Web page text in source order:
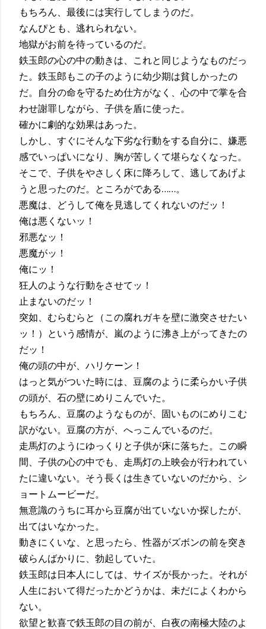
もちろん、最後には実行してしまうのだ。
なんぴとも、逃れられない。
地獄がお前を待っているのだ。
鉄玉郎の心の中の動きは、これと同じようなものだっ
た。鉄玉郎もこの子のように幼少期は貧しかったの
だ。自分の命を守るため仕方がなく、心の中で掌を合
わせ謝罪しながら、子供を盾に使った。
確かに劇的な効果はあった。
しかし、すぐにそんな下劣な行動をする自分に、嫌悪
感でいっぱいになり、胸が苦しくて堪らなくなった。
そこで、子供をやさしく床に降ろして、逃してあげよ
うと思ったのだ。ところがである……。
悪魔は、どうして俺を見逃してくれないのだッ！
俺は悪くないッ！
邪悪なッ！
悪魔がッ！
俺にッ！
狂人のような行動をさせてッ！
止まないのだッ！
突如、むらむらと（この腐れガキを壁に激突させたい
ッ！）という感情が、嵐のように沸き上がってきたの
だッ！
俺の頭の中が、ハリケーン！
はっと気がついた時には、豆腐のように柔らかい子供
の頭が、石の壁にめりこんでいた。
もちろん、豆腐のようなものが、固いものにめりこむ
訳がない。豆腐の方が、へっこんでいるのだ。
走馬灯のようにゆっくりと子供が床に落ちた。この瞬
間、子供の心の中でも、走馬灯の上映会が行われてい
たに違いない。そう長くは生きていないのだから、シ
ョートムービーだ。
無意識のうちに耳から豆腐が出ていないか探したが、
出てはいなかった。
動きにくいな、と思ったら、性器がズボンの前を突き
破らんばかりに、勃起していた。
鉄玉郎は日本人にしては、サイズが長かった。それが
人生において得だったかどうかは、未だによくわから
ない。
欲望と歓喜で鉄玉郎の目の前が、白夜の南極大陸のよ